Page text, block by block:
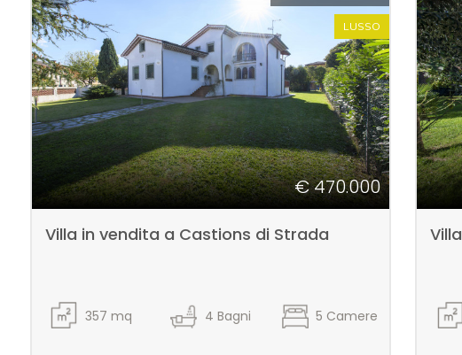
LUSSO
€ 470.000
Villa in vendita a Castions di Strada
357 mq 4 Bagni 5 Camere
3
4
5
5+
Camere
Qualsiasi